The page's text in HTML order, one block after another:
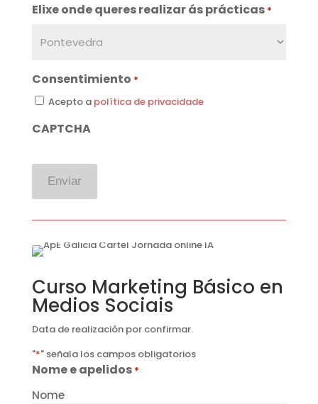
Elixe onde queres realizar ás prácticas *
Consentimiento *
Acepto a política de privacidade
CAPTCHA
Curso Marketing Básico en
Medios Sociais
Data de realización por confirmar.
"*" señala los campos obligatorios
Nome e apelidos *
Nome